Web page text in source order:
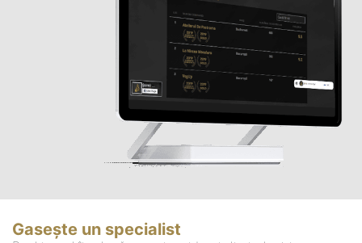
Gasește un specialist